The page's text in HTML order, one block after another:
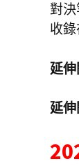
對
收
延
延